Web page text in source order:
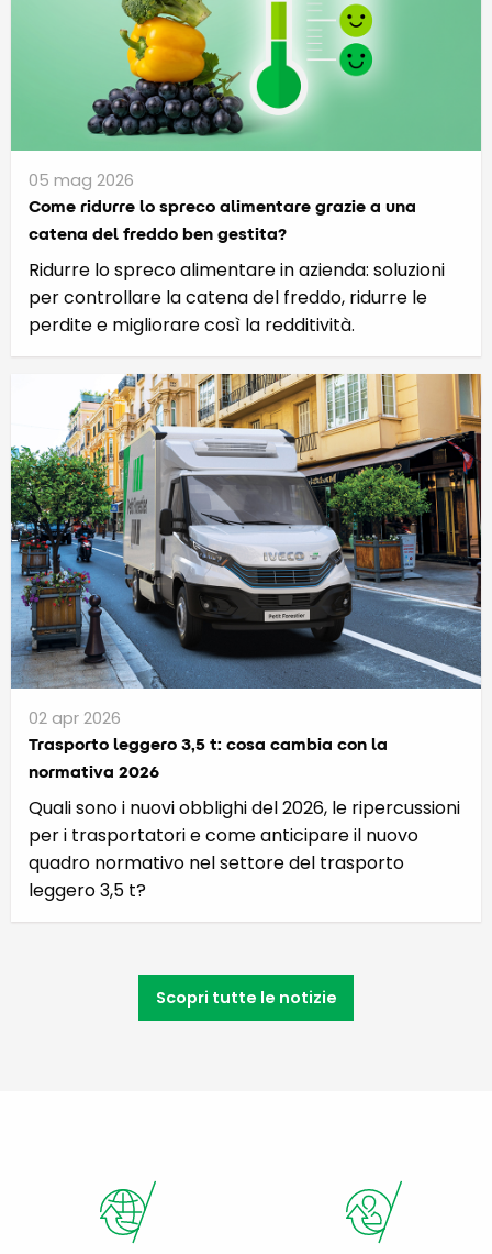
05 mag 2026
Come ridurre lo spreco alimentare grazie a una
catena del freddo ben gestita?
Ridurre lo spreco alimentare in azienda: soluzioni
per controllare la catena del freddo, ridurre le
perdite e migliorare così la redditività.
02 apr 2026
Trasporto leggero 3,5 t: cosa cambia con la
normativa 2026
Quali sono i nuovi obblighi del 2026, le ripercussioni
per i trasportatori e come anticipare il nuovo
quadro normativo nel settore del trasporto
leggero 3,5 t?
Scopri tutte le notizie